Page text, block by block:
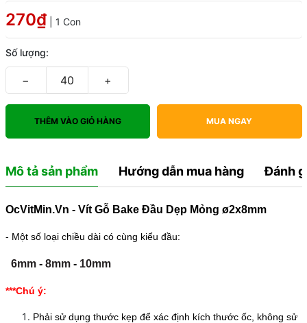
270₫ | 1 Con
Số lượng:
− +
THÊM VÀO GIỎ HÀNG MUA NGAY
Mô tả sản phẩm Hướng dẫn mua hàng Đánh
OcVitMin.Vn - Vít Gỗ Bake Đầu Dẹp Mỏng ø2x8mm
- Một số loại chiều dài có cùng kiểu đầu:
6mm- 8mm- 10mm
***Chú ý:
Phải sử dụng thước kẹp để xác định kích thước ốc, không sử